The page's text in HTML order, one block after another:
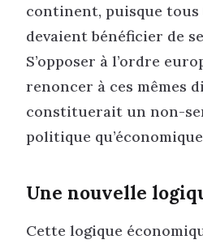
continent, puisque tous
devaient bénéficier de
S’opposer à l’ordre
renoncer à ces mêmes
constituerait un non-
politique
Une nouvelle
Cette logique